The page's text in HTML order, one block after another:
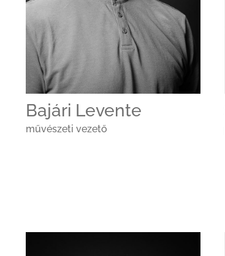
Bajári Levente
művészeti vezető